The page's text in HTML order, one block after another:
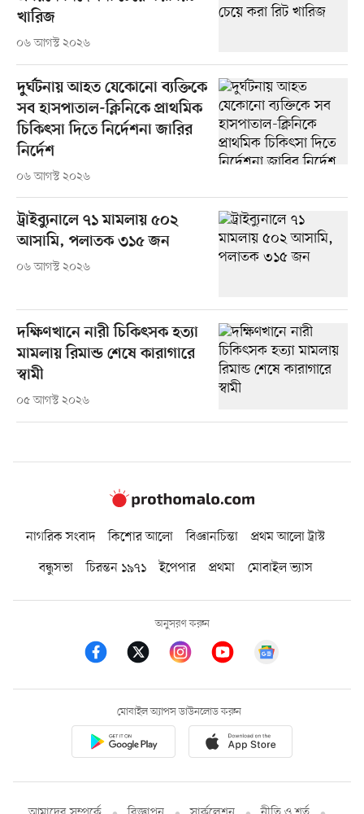
খারিজ
০৬ আগস্ট ২০২৬
দুর্ঘটনায় আহত যেকোনো ব্যক্তিকে
সব হাসপাতাল-ক্লিনিকে প্রাথমিক
চিকিৎসা দিতে নির্দেশনা জারির
নির্দেশ
০৬ আগস্ট ২০২৬
ট্রাইব্যুনালে ৭১ মামলায় ৫০২
আসামি, পলাতক ৩১৫ জন
০৬ আগস্ট ২০২৬
দক্ষিণখানে নারী চিকিৎসক হত্যা
মামলায় রিমান্ড শেষে কারাগারে
স্বামী
০৫ আগস্ট ২০২৬
নাগরিক সংবাদ কিশোর আলো বিজ্ঞানচিন্তা
প্রথম আলো ট্রাস্ট
বন্ধুসভা
চিরন্তন ১৯৭১ ইপেপার প্রথমা মোবাইল ভ্যাস
অনুসরণ করুন
মোবাইল অ্যাপস ডাউনলোড করুন